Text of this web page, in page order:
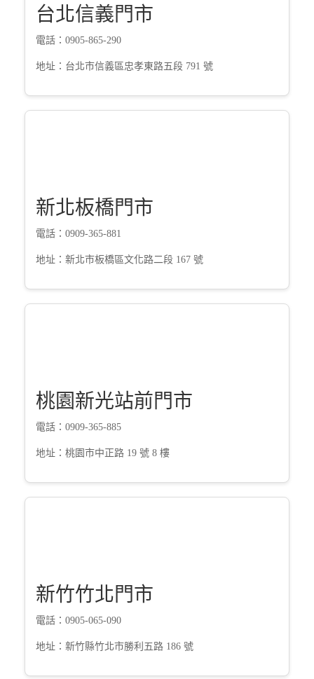
台北信義門市
電話：0905-865-290
地址：台北市信義區忠孝東路五段 791 號
新北板橋門市
電話：0909-365-881
地址：新北市板橋區文化路二段 167 號
桃園新光站前門市
電話：0909-365-885
地址：桃園市中正路 19 號 8 樓
新竹竹北門市
電話：0905-065-090
地址：新竹縣竹北市勝利五路 186 號